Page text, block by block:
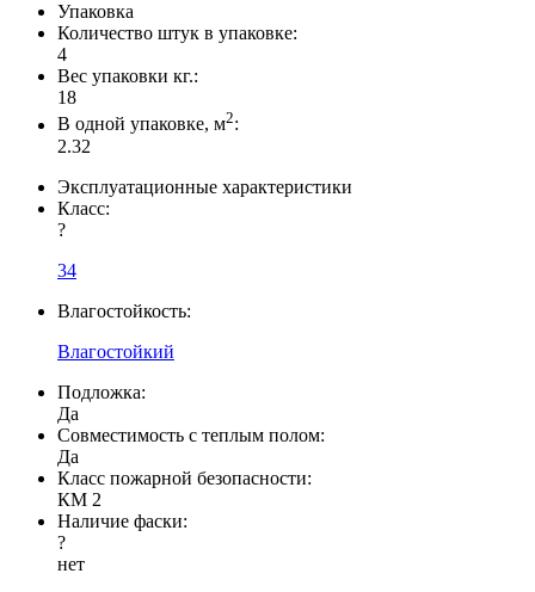
Упаковка
Количество штук в упаковке:
4
Вес упаковки кг.:
18
В одной упаковке, м2:
2.32
Эксплуатационные характеристики
Класс:
?
34
Влагостойкость:
Влагостойкий
Подложка:
Да
Совместимость с теплым полом:
Да
Класс пожарной безопасности:
КМ 2
Наличие фаски:
?
нет